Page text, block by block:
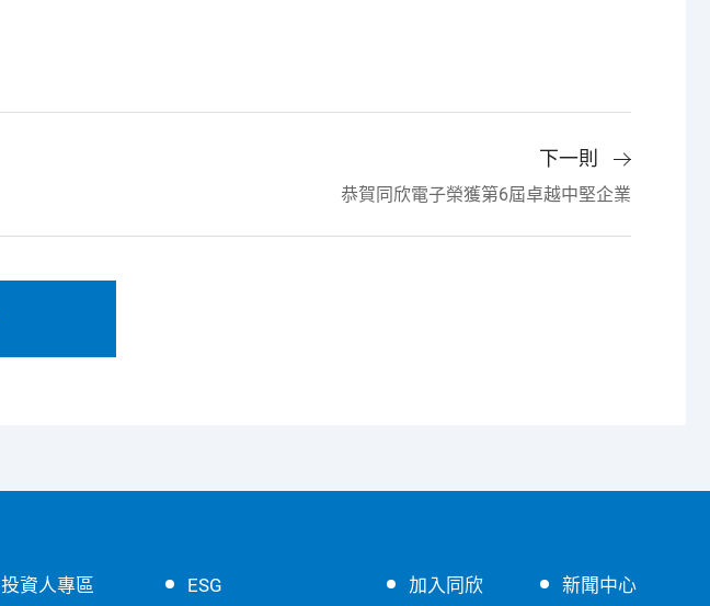
下一則
恭賀同欣電子榮獲第6屆卓越中堅企業
投資人專區 ESG 加入同欣 新聞中心